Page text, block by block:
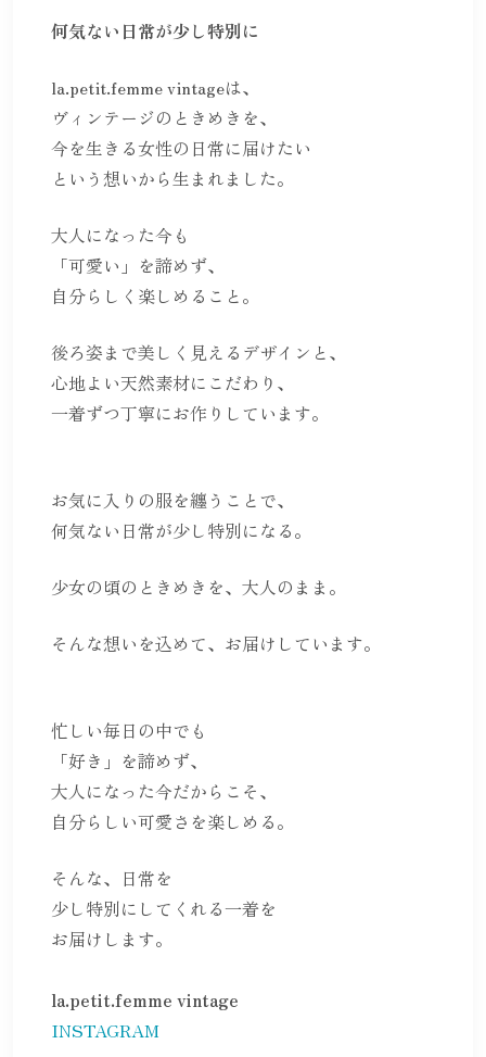
月
何気ない日常が少し特別に
la.petit.femme vintageは、
ヴィンテージのときめきを、
今を生きる女性の日常に届けたい
という想いから生まれました。
大人になった今も
「可愛い」を諦めず、
自分らしく楽しめること。
後ろ姿まで美しく見えるデザインと、
心地よい天然素材にこだわり、
一着ずつ丁寧にお作りしています。
お気に入りの服を纏うことで、
何気ない日常が少し特別になる。
少女の頃のときめきを、大人のまま。
そんな想いを込めて、お届けしています。
忙しい毎日の中でも
「好き」を諦めず、
大人になった今だからこそ、
自分らしい可愛さを楽しめる。
そんな、日常を
少し特別にしてくれる一着を
お届けします。
la.petit.femme vintage
INSTAGRAM